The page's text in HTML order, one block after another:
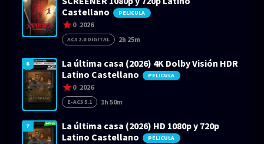
Castellano
PELICULA
0 2026
AC3 2.0 DIGITAL 2h 25m
6
La última casa (2026) 4K Dolby Visión HDR
Latino Castellano
PELICULA
0 2026
E-AC3 5.1 1h 50m
7
La última casa (2026) HD 1080p y 720p
Latino Castellano
PELICULA